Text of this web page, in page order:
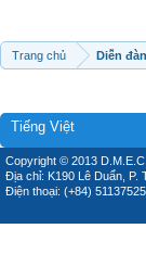
Trang chủ Diễn đàn
Tiếng Việt
Copyright © 2013
Địa chỉ: K190 Lê Duẩn, P.
Điện thoại: (+84)